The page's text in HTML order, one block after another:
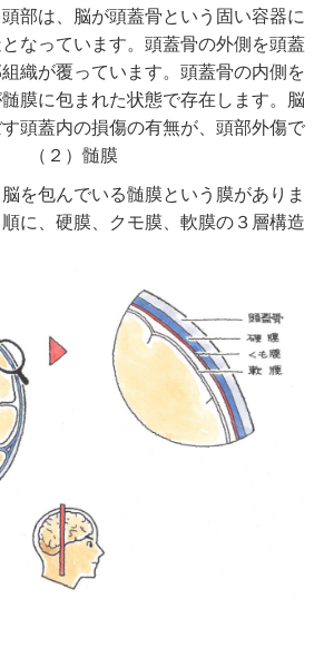
部は、脳が頭蓋骨という固い容器に
なっています。頭蓋骨の外側を頭蓋
織が覆っています。頭蓋骨の内側を
膜に包まれた状態で存在します。脳
頭蓋内の損傷の有無が、頭部外傷で
（２）髄膜
を包んでいる髄膜という膜がありま
に、硬膜、クモ膜、軟膜の３層構造